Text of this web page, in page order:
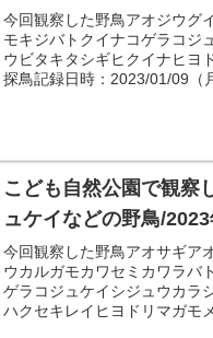
今回観察した野鳥アオジウグ
モキジバトクイナコゲラコジ
ウビタキタシギヒクイナヒヨ
探鳥記録日時：2023/01/09（
こども自然公園で観察
ュケイなどの野鳥/2023
今回観察した野鳥アオサギア
ウカルガモカワセミカワラバ
ゲラコジュケイシジュウカラ
ハクセキレイヒヨドリマガモ